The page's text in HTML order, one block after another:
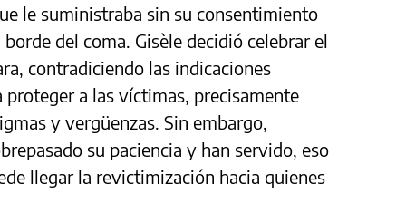
le suministraba sin su consentimiento
del coma. Gisèle decidió celebrar el
contradiciendo las indicaciones
a las víctimas, precisamente
y vergüenzas. Sin embargo,
su paciencia y han servido, eso
llegar la revictimización hacia quienes